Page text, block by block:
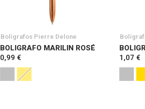
Bolígrafos Pierre Delone
BOLIGRAFO MARILIN ROSÉ
0,99 €
1,07 €